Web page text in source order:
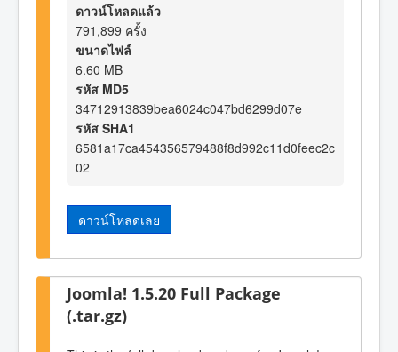
ดาวน์โหลดแล้ว
791,899 ครั้ง
ขนาดไฟล์
6.60 MB
รหัส MD5
34712913839bea6024c047bd6299d07e
รหัส SHA1
6581a17ca454356579488f8d992c11d0feec2c
02
ดาวน์โหลดเลย
Joomla! 1.5.20 Full Package
(.tar.gz)